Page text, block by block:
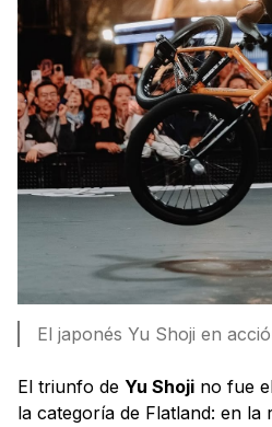
El japonés Yu Shoji en
El triunfo de Yu Shoji no fue
la categoría de Flatland: en la